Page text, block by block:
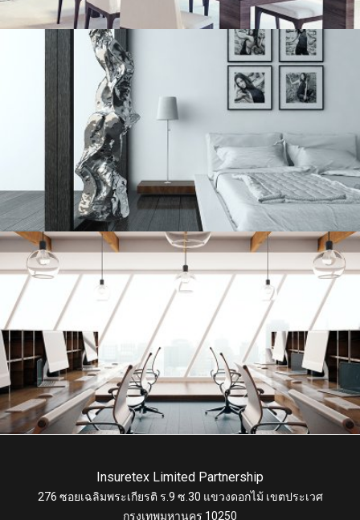
Insuretex Limited Partnership
276 ซอยเฉลิมพระเกียรติ ร.9 ซ.30 แขวงดอกไม้ เขตประเวศ
กรุงเทพมหานคร 10250